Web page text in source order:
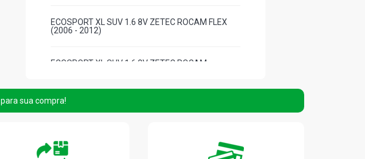
ECOSPORT XL SUV 1.6 8V ZETEC ROCAM FLEX
(2006 - 2012)
ECOSPORT XL SUV 1.6 8V ZETEC ROCAM
ECOSPORT XLS SUV 1.6 8V ZETEC ROCAM FLEX
(2006 - 2012)
ECOSPORT XLT SUV 1.6 8V ZETEC ROCAM FLEX
(2006 - 2012)
para sua compra!